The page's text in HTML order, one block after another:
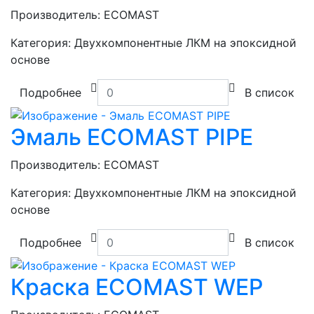
Производитель: ECOMAST
Категория: Двухкомпонентные ЛКМ на эпоксидной
основе
Подробнее В список
Эмаль ECOMAST PIPE
Производитель: ECOMAST
Категория: Двухкомпонентные ЛКМ на эпоксидной
основе
Подробнее В список
Краска ECOMAST WEP